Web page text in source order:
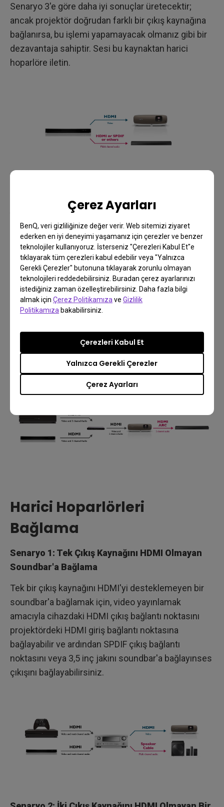
Çerez Ayarları
BenQ, veri gizliliğinize değer verir. Web sitemizi ziyaret
ederken en iyi deneyimi yaşamanız için çerezler ve benzer
teknolojiler kullanıyoruz. İsterseniz "Çerezleri Kabul Et"e
tıklayarak tüm çerezleri kabul edebilir veya "Yalnızca
Gerekli Çerezler" butonuna tıklayarak zorunlu olmayan
teknolojileri reddedebilirsiniz. Buradan çerez ayarlarınızı
istediğiniz zaman özelleştirebilirsiniz. Daha fazla bilgi
almak için Çerez Politikamıza ve Gizlilik
Politikamıza bakabilirsiniz.
Çerez Ayarları
Yalnızca Gerekli Çerezler
Çerezleri Kabul Et
Senaryo 3'e göre daha iyi sonuçlar üretecektir;
ancak projektör doğrudan farklı bir çıkış kaynağına
bağlanırsa, bu işlemi yapamayacak olmanız gibi bir
dezavantaja sahiptir. Sesi bu kaynaktan harici
hoparlöre iletin.
ARC Soundbar'a Bağlama
Bir projektördeki HDMI giriş bağlantı noktaları
genellikle birden fazla çıkış aygıtını bağlamak için
yeterli olmadığından, her bir çıkış aygıtındaki HDMI
çıkış bağlantı noktalarını bir HDMI anahtarına
bağlamanız, HDMI anahtarındaki HDMI çıkışını
projektördeki HDMI giriş bağlantı noktasına
bağlamanız gerekecektir. projektöre bağlayın ve
ardından projektördeki HDMI ARC çıkış bağlantı
noktasını soundbar üzerindeki HDMI ARC bağlantı
noktasına bağlayın.
Harici Hoparlörleri
Bağlama
Senaryo 1: Tek Çıkış Kaynağını HDMI Olmayan
Soundbar'a Bağlama
Tek bir çıkış kaynağını HDMI'yi desteklemeyen bir
soundbar'a bağlamak için, video yayınlamak
amacıyla cihazdaki HDMI çıkış bağlantı noktasını
projektördeki HDMI giriş bağlantı noktasına
bağlayabilir ve ardından SPDIF çıkış bağlantı
noktasını veya 3,5 inç jakını soundbar'a bağlayınses
çıkışını bağlayabilirsiniz.